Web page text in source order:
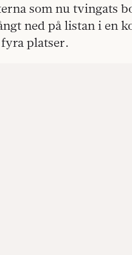
som nu tvingats
ned på listan i en
platser.